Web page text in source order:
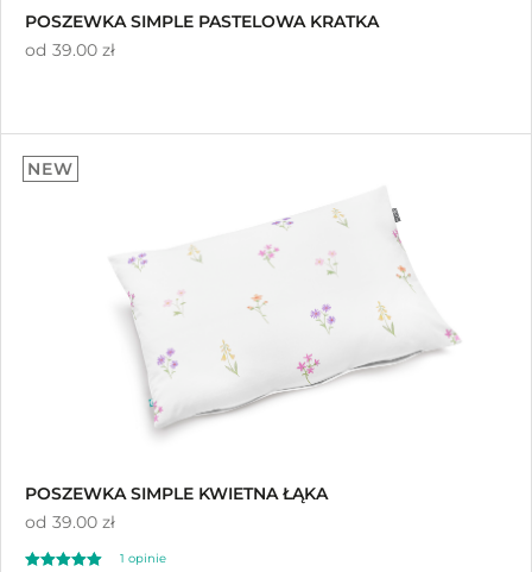
POSZEWKA SIMPLE PASTELOWA KRATKA
od 39.00 zł
NEW
POSZEWKA SIMPLE KWIETNA ŁĄKA
od 39.00 zł
1 opinie